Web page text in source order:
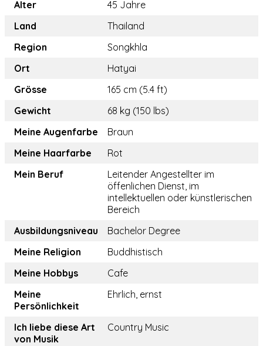
Alter
45 Jahre
Land
Thailand
Region
Songkhla
Ort
Hatyai
Grösse
165 cm (5.4 ft)
Gewicht
68 kg (150 lbs)
Meine Augenfarbe
Braun
Meine Haarfarbe
Rot
Mein Beruf
Leitender Angestellter im
öffenlichen Dienst, im
intellektuellen oder künstlerischen
Bereich
Ausbildungsniveau
Bachelor Degree
Meine Religion
Buddhistisch
Meine Hobbys
Cafe
Meine
Persönlichkeit
Ehrlich, ernst
Ich liebe diese Art
von Musik
Country Music